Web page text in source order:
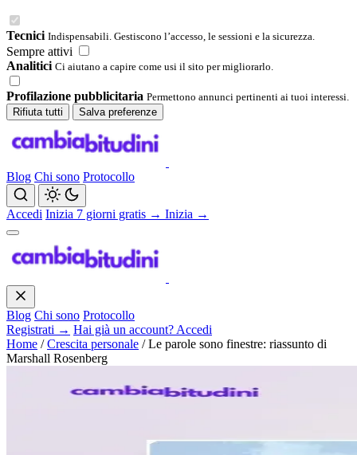
Tecnici Indispensabili. Gestiscono l’accesso, le sessioni e la sicurezza.
Sempre attivi
Analitici Ci aiutano a capire come usi il sito per migliorarlo.
Profilazione pubblicitaria Permettono annunci pertinenti ai tuoi interessi.
Rifiuta tutti
Salva preferenze
Blog Chi sono Protocollo
Accedi Inizia 7 giorni gratis → Inizia →
Blog Chi sono Protocollo
Registrati → Hai già un account? Accedi
Home / Crescita personale / Le parole sono finestre: riassunto di
Marshall Rosenberg